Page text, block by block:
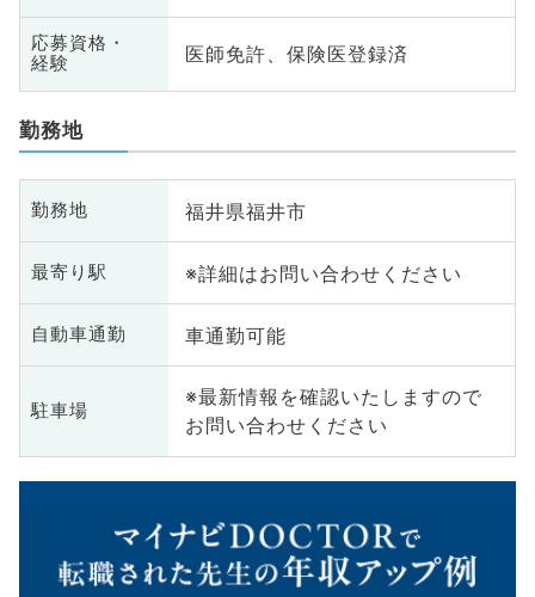
応募資格・
経験
医師免許、保険医登録済
勤務地
勤務地 福井県福井市
最寄り駅 ※詳細はお問い合わせください
自動車通勤 車通勤可能
駐車場
※最新情報を確認いたしますので
お問い合わせください